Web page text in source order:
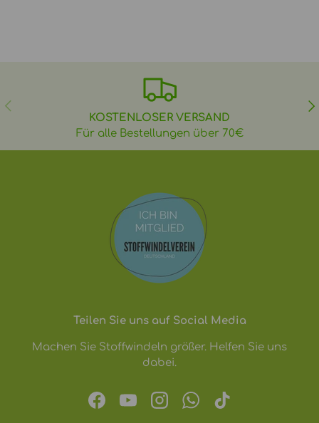
VORHERIGE
KOSTENLOSER VERSAND
Für alle Bestellungen über 70€
Teilen Sie uns auf Social Media
Machen Sie Stoffwindeln größer. Helfen Sie uns
dabei.
FacebookYouTubeInstagramWhatsApp
TikTok